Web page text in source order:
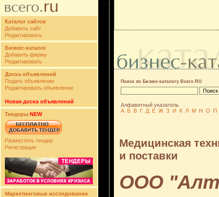
Каталог сайтов
Добавить сайт
Редактировать
Бизнес-каталог
Добавить фирму
Редактировать
Доска объявлений
Подать объявление
Редактировать объявление
Новая доска объявлений
Тендеры NEW
Разместить тендер
Регистрация
Маркетинговые исследования
Поиск по Бизнес-каталогу Всего.RU
Алфавитный указатель
А Б В Г Д Е Ж З И К Л М Н О П
Медицинская
и поставки
ООО